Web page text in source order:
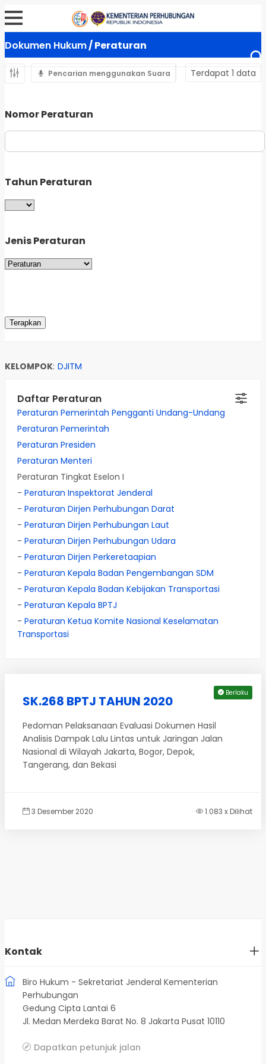
Dokumen Hukum/ Peraturan
Pencarian menggunakan Suara Terdapat 1 data
Nomor Peraturan
Tahun Peraturan
Jenis Peraturan
KELOMPOK: DJITM
Daftar Peraturan
Peraturan Pemerintah Pengganti Undang-Undang
Peraturan Pemerintah
Peraturan Presiden
Peraturan Menteri
Peraturan Tingkat Eselon I
- Peraturan Inspektorat Jenderal
- Peraturan Dirjen Perhubungan Darat
- Peraturan Dirjen Perhubungan Laut
- Peraturan Dirjen Perhubungan Udara
- Peraturan Dirjen Perkeretaapian
- Peraturan Kepala Badan Pengembangan SDM
- Peraturan Kepala Badan Kebijakan Transportasi
- Peraturan Kepala BPTJ
- Peraturan Ketua Komite Nasional Keselamatan
Transportasi
Berlaku
SK.268 BPTJ TAHUN 2020
Pedoman Pelaksanaan Evaluasi Dokumen Hasil
Analisis Dampak Lalu Lintas untuk Jaringan Jalan
Nasional di Wilayah Jakarta, Bogor, Depok,
Tangerang, dan Bekasi
3 Desember 2020 1.083 x Dilihat
Kontak
Biro Hukum - Sekretariat Jenderal Kementerian
Perhubungan
Gedung Cipta Lantai 6
Jl. Medan Merdeka Barat No. 8 Jakarta Pusat 10110
Dapatkan petunjuk jalan